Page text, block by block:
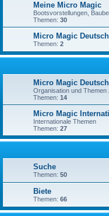
Meine Micro Magic
Bootsvorstellungen,
Themen: 30
Micro Magic
Themen: 2
Micro Magic
Organisation und
Themen: 14
Micro Magic
Internationale Themen
Themen: 27
Suche
Themen: 50
Biete
Themen: 66